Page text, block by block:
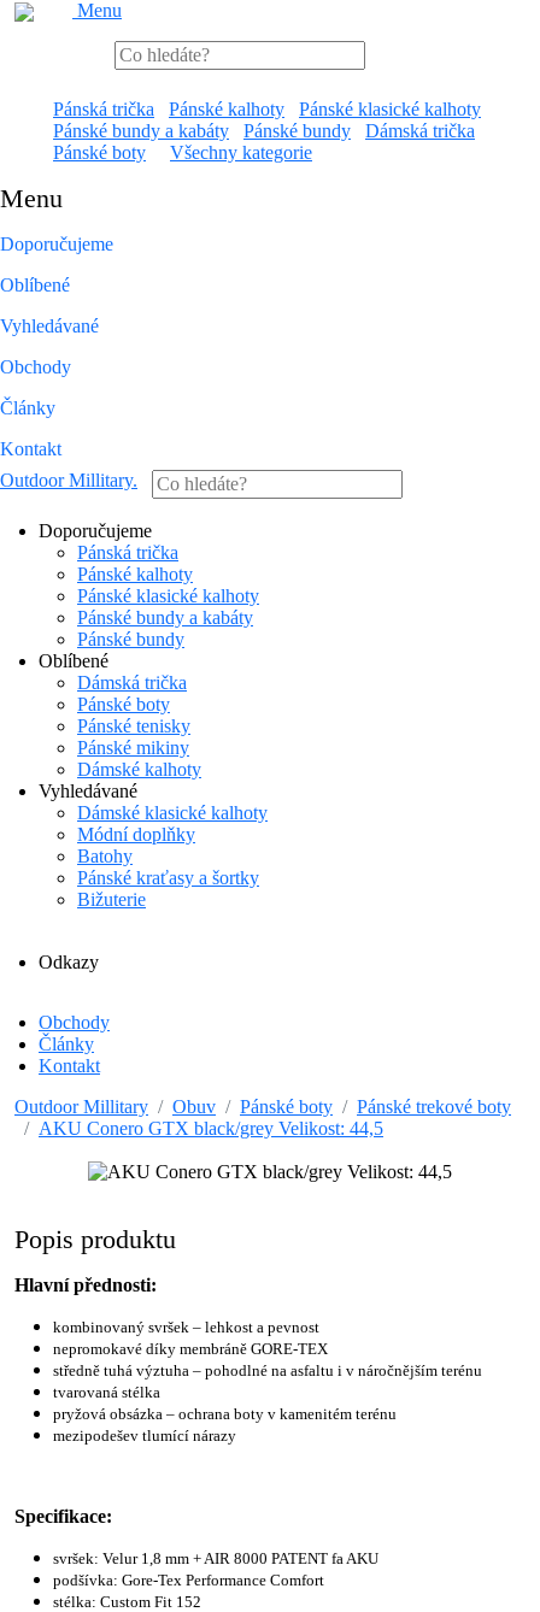
Menu
Pánská trička Pánské kalhoty
Pánské klasické kalhoty
Pánské bundy a kabáty
Pánské bundy
Dámská trička
Pánské boty
Všechny kategorie
Menu
Doporučujeme
Oblíbené
Vyhledávané
Obchody
Články
Kontakt
Outdoor Millitary.
Doporučujeme
Pánská trička
Pánské kalhoty
Pánské klasické kalhoty
Pánské bundy a kabáty
Pánské bundy
Oblíbené
Dámská trička
Pánské boty
Pánské tenisky
Pánské mikiny
Dámské kalhoty
Vyhledávané
Dámské klasické kalhoty
Módní doplňky
Batohy
Pánské kraťasy a šortky
Bižuterie
Odkazy
Obchody
Články
Kontakt
Outdoor Millitary
Obuv Pánské boty
Pánské trekové boty
AKU Conero GTX black/grey Velikost: 44,5
Popis produktu
Hlavní přednosti:
kombinovaný svršek – lehkost a pevnost
nepromokavé díky membráně GORE-TEX
středně tuhá výztuha – pohodlné na asfaltu i v náročnějším terénu
tvarovaná stélka
pryžová obsázka – ochrana boty v kamenitém terénu
mezipodešev tlumící nárazy
Specifikace:
svršek: Velur 1,8 mm + AIR 8000 PATENT fa AKU
podšívka: Gore-Tex Performance Comfort
stélka: Custom Fit 152